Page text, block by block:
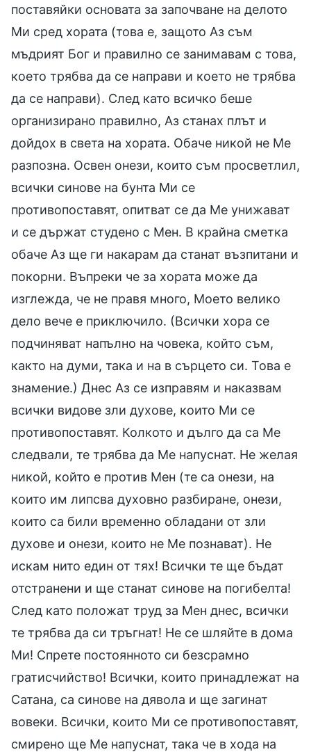
поставяйки основата за започване на делото
Ми сред хората (това е, защото Аз съм
мъдрият Бог и правилно се занимавам с това,
което трябва да се направи и което не трябва
да се направи). След като всичко беше
организирано правилно, Аз станах плът и
дойдох в света на хората. Обаче никой не Ме
разпозна. Освен онези, които съм просветлил,
всички синове на бунта Ми се
противопоставят, опитват се да Ме унижават
и се държат студено с Мен. В крайна сметка
обаче Аз ще ги накарам да станат възпитани и
покорни. Въпреки че за хората може да
изглежда, че не правя много, Моето велико
дело вече е приключило. (Всички хора се
подчиняват напълно на човека, който съм,
както на думи, така и на в сърцето си. Това е
знамение.) Днес Аз се изправям и наказвам
всички видове зли духове, които Ми се
противопоставят. Колкото и дълго да са Ме
следвали, те трябва да Ме напуснат. Не желая
никой, който е против Мен (те са онези, на
които им липсва духовно разбиране, онези,
които са били временно обладани от зли
духове и онези, които не Ме познават). Не
искам нито един от тях! Всички те ще бъдат
отстранени и ще станат синове на погибелта!
След като положат труд за Мен днес, всички
те трябва да си тръгнат! Не се шляйте в дома
Ми! Спрете постоянното си безсрамно
гратисчийство! Всички, които принадлежат на
Сатана, са синове на дявола и ще загинат
вовеки. Всички, които Ми се противопоставят,
смирено ще Ме напуснат, така че в хода на